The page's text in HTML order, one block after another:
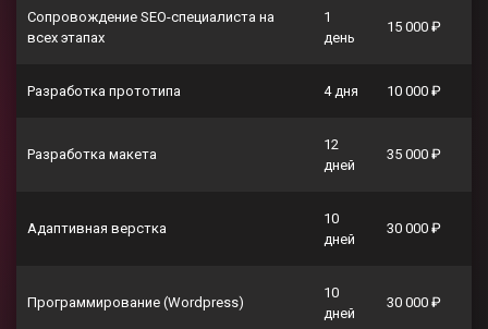
Сопровождение SEO-специалиста на
всех этапах
1
день
15 000 ₽
Разработка прототипа 4 дня 10 000 ₽
Разработка макета
12
дней
35 000 ₽
Адаптивная верстка
10
дней
30 000 ₽
Программирование (Wordpress)
10
дней
30 000 ₽